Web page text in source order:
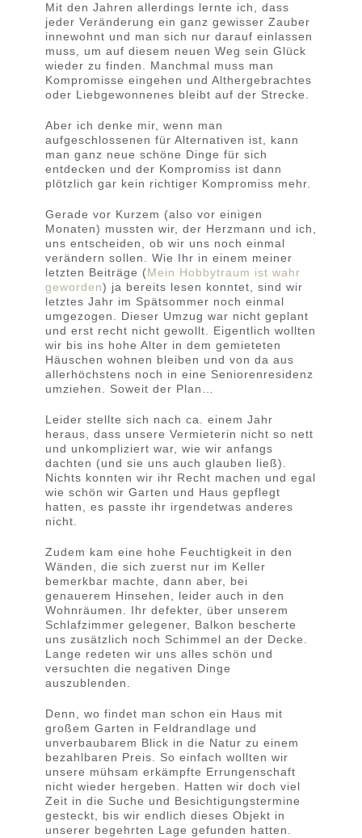
Mit den Jahren allerdings lernte ich, dass
jeder Veränderung ein ganz gewisser Zauber
innewohnt und man sich nur darauf einlassen
muss, um auf diesem neuen Weg sein Glück
wieder zu finden. Manchmal muss man
Kompromisse eingehen und Althergebrachtes
oder Liebgewonnenes bleibt auf der Strecke.
Aber ich denke mir, wenn man
aufgeschlossenen für Alternativen ist, kann
man ganz neue schöne Dinge für sich
entdecken und der Kompromiss ist dann
plötzlich gar kein richtiger Kompromiss mehr.
Gerade vor Kurzem (also vor einigen
Monaten) mussten wir, der Herzmann und ich,
uns entscheiden, ob wir uns noch einmal
verändern sollen. Wie Ihr in einem meiner
letzten Beiträge (Mein Hobbytraum ist wahr
geworden) ja bereits lesen konntet, sind wir
letztes Jahr im Spätsommer noch einmal
umgezogen. Dieser Umzug war nicht geplant
und erst recht nicht gewollt. Eigentlich wollten
wir bis ins hohe Alter in dem gemieteten
Häuschen wohnen bleiben und von da aus
allerhöchstens noch in eine Seniorenresidenz
umziehen. Soweit der Plan…
Leider stellte sich nach ca. einem Jahr
heraus, dass unsere Vermieterin nicht so nett
und unkompliziert war, wie wir anfangs
dachten (und sie uns auch glauben ließ).
Nichts konnten wir ihr Recht machen und egal
wie schön wir Garten und Haus gepflegt
hatten, es passte ihr irgendetwas anderes
nicht.
Zudem kam eine hohe Feuchtigkeit in den
Wänden, die sich zuerst nur im Keller
bemerkbar machte, dann aber, bei
genauerem Hinsehen, leider auch in den
Wohnräumen. Ihr defekter, über unserem
Schlafzimmer gelegener, Balkon bescherte
uns zusätzlich noch Schimmel an der Decke.
Lange redeten wir uns alles schön und
versuchten die negativen Dinge
auszublenden.
Denn, wo findet man schon ein Haus mit
großem Garten in Feldrandlage und
unverbaubarem Blick in die Natur zu einem
bezahlbaren Preis. So einfach wollten wir
unsere mühsam erkämpfte Errungenschaft
nicht wieder hergeben. Hatten wir doch viel
Zeit in die Suche und Besichtigungstermine
gesteckt, bis wir endlich dieses Objekt in
unserer begehrten Lage gefunden hatten.